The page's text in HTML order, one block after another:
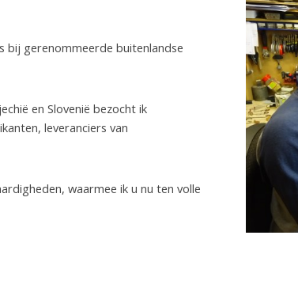
bij gerenommeerde buitenlandse
en Slovenië bezocht ik
leveranciers van
waarmee ik u nu ten volle